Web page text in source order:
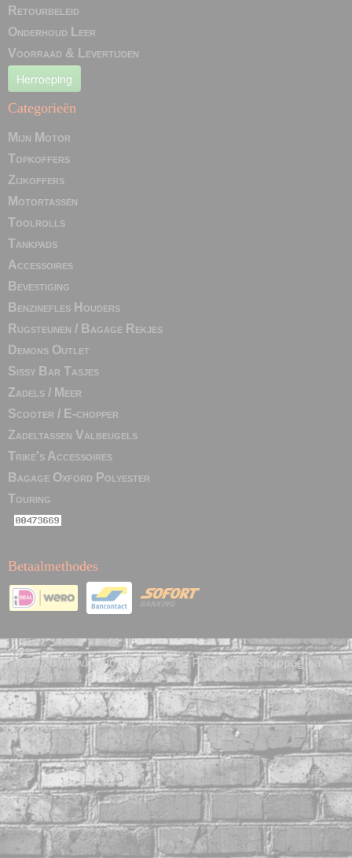
Retourbeleid
Onderhoud Leer
Voorraad & Levertijden
Herroeping
Categorieën
Mijn Motor
Topkoffers
Zijkoffers
Motortassen
Toolrolls
Tankpads
Accessoires
Bevestiging
Benzinefles Houders
Rugsteunen / Bagage Rekjes
Demons Outlet
Sissy Bar Tasjes
Zadels / Meer
Scooter / E-chopper
Zadeltassen Valbeugels
Trike's Accessoires
Bagage Oxford Polyester
Touring
Betaalmethodes
© 2026 www.demonleathers.nl - Powered by Shoppagina.nl